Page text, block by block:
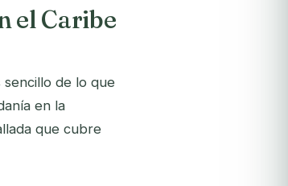
el Caribe
sencillo de lo que
en la
que cubre